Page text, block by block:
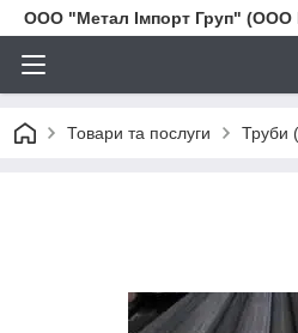
ООО "Метал Імпорт Груп" (ООО
Товари та послуги Труби